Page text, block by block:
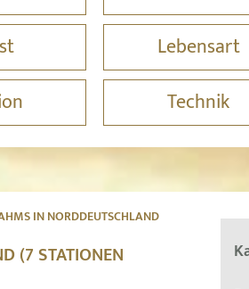
Lebensart
Technik
IN NORDDEUTSCHLAND
(7 STATIONEN